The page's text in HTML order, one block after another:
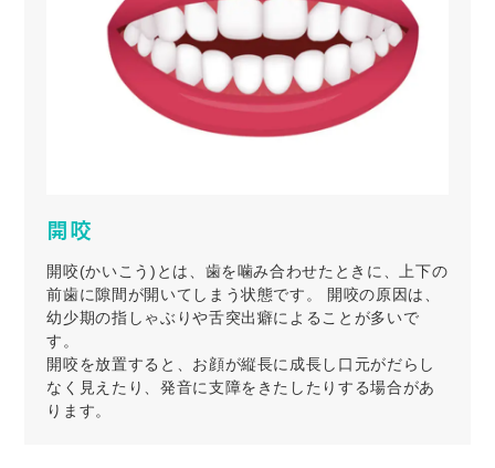
開咬
開咬(かいこう)とは、歯を噛み合わせたときに、上下の
前歯に隙間が開いてしまう状態です。 開咬の原因は、
幼少期の指しゃぶりや舌突出癖によることが多いで
す。
開咬を放置すると、お顔が縦長に成長し口元がだらし
なく見えたり、発音に支障をきたしたりする場合があ
ります。